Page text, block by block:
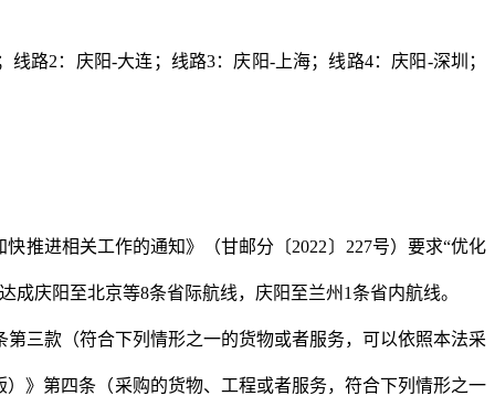
线路2 ：庆阳-大连；线路3：庆阳-上海；线路4：庆阳-深圳；
推进相关工作的通知》（甘邮分〔2022〕 227号）要求“优化
成庆阳至北京等8条省际航线，庆阳至兰州 1条省内航线。
三款（符合下列情形之一的货物或者服务，可以依照本法采
）》第四条（采购的货物、工程或者服务，符合下列情形之一